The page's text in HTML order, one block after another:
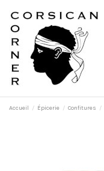
Accueil Épicerie Confitures